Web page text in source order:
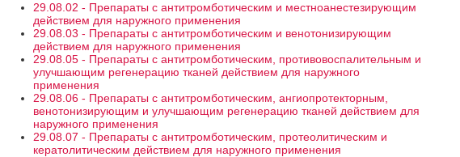
29.08.02 - Препараты с антитромботическим и местноанестезирующим
действием для наружного применения
29.08.03 - Препараты с антитромботическим и венотонизирующим
действием для наружного применения
29.08.05 - Препараты с антитромботическим, противовоспалительным и
улучшающим регенерацию тканей действием для наружного
применения
29.08.06 - Препараты с антитромботическим, ангиопротекторным,
венотонизирующим и улучшающим регенерацию тканей действием для
наружного применения
29.08.07 - Препараты с антитромботическим, протеолитическим и
кератолитическим действием для наружного применения